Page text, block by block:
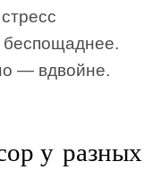
беспощаднее.
— вдвойне.
у разных